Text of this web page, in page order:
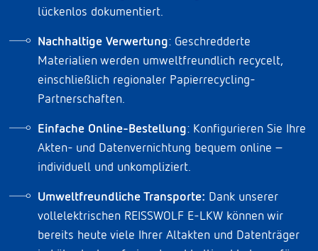
lückenlos dokumentiert.
Nachhaltige Verwertung: Geschredderte
Materialien werden umweltfreundlich recycelt,
einschließlich regionaler Papierrecycling-
Partnerschaften.
Einfache Online-Bestellung: Konfigurieren Sie Ihre
Akten- und Datenvernichtung bequem online –
individuell und unkompliziert.
Umweltfreundliche Transporte: Dank unserer
vollelektrischen REISSWOLF E-LKW können wir
bereits heute viele Ihrer Altakten und Datenträger